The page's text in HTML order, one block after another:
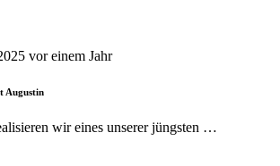
vor einem Jahr
Augustin
wir eines unserer jüngsten …